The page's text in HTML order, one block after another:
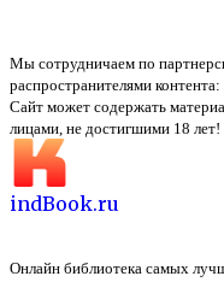
Мы сотрудничаем по
распространителями контента:
Сайт может содержать
лицами, не достигшими 18 лет!
indBook.ru
Онлайн библиотека самых